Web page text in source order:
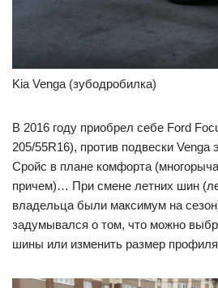
Kia Venga (зубодробилка)
В 2016 году приобрел себе Ford
205/55R16), против подвески
Сройс в плане комфорта
причем)… При смене летних шин
владельца были максимум на
задумывался о том, что можно
шины или изменить размер